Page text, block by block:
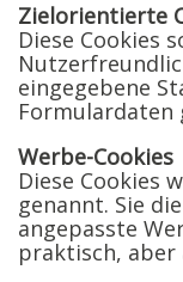
Zielorientierte
Diese Cookies
eingegebene
Formulardaten
Werbe-Cookies
Diese Cookies
genannt. Sie
angepasste
praktisch, aber